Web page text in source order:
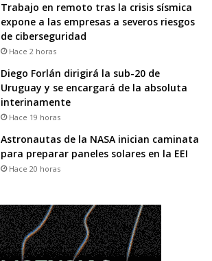
Trabajo en remoto tras la crisis sísmica
expone a las empresas a severos riesgos
de ciberseguridad
Hace 2 horas
Diego Forlán dirigirá la sub-20 de
Uruguay y se encargará de la absoluta
interinamente
Hace 19 horas
Astronautas de la NASA inician caminata
para preparar paneles solares en la EEI
Hace 20 horas